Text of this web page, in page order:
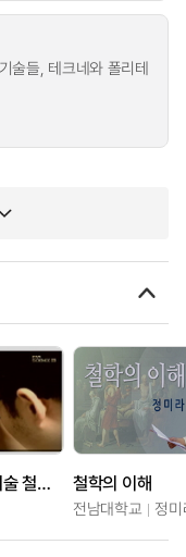
술들, 테크네와 폴리테
대통령의 과학기술 철학, 국가 미래를 좌우한다 철학의 이해
전남대학교 정